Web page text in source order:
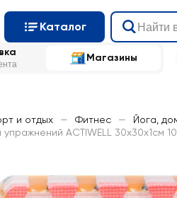
Каталог
Магазины
и отдых — Фитнес — Йога,
упражнений ACTIWELL 30x30х1см